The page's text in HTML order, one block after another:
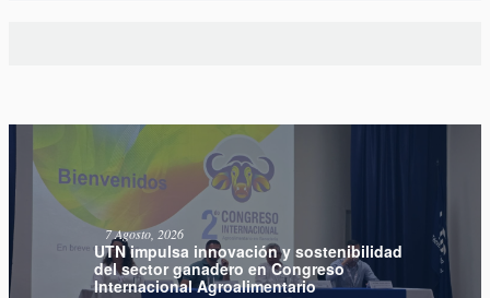
UTN impulsa innovación y sostenibilidad
del sector ganadero en Congreso
Internacional Agroalimentario
7 Agosto, 2026